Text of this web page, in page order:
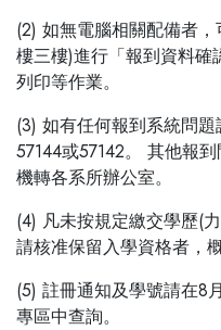
(2) 如無電腦相關配備者
樓三樓)進行「報到資料確
列印等作業。
(3) 如有任何報到系統問
57144或57142。 其他報
機轉各系所辦公室。
(4) 凡未按規定繳交學歷(
請核准保留入學資格者，
(5) 註冊通知及學號請在8
專區中查詢。